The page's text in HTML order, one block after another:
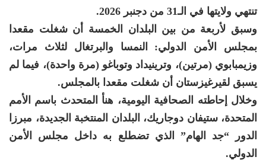
تنتهي ولايتها في الـ31 من دجنبر 2026.
وسبق لأربعة من بين البلدان الخمسة أن شغلت مقعدا
بمجلس الأمن الدولي: النمسا والبرتغال لثلاث مرات،
وزيمبابوي (مرتين)، وترينيداد وتوباغو (مرة واحدة)، فيما لم
يسبق لقيرغيزستان أن شغلت مقعدا بالمجلس.
وخلال إحاطته الصحافية اليومية، هنأ المتحدث باسم الأمم
المتحدة، ستيفان دوجاريك، البلدان المنتخبة الجديدة، مبرزا
الدور “جد الهام” الذي تضطلع به داخل مجلس الأمن
الدولي.